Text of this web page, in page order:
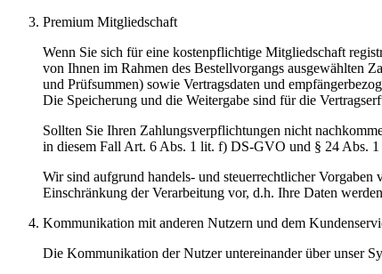
Premium Mitgliedschaft
Wenn Sie sich für eine kostenpflichtige Mitgliedschaft
von Ihnen im Rahmen des Bestellvorgangs ausgewählten
und Prüfsummen) sowie Vertragsdaten und
Die Speicherung und die Weitergabe sind für die
Sollten Sie Ihren Zahlungsverpflichtungen nicht
in diesem Fall Art. 6 Abs. 1 lit. f) DS-GVO und § 24 Abs. 1
Wir sind aufgrund handels- und steuerrechtlicher
Einschränkung der Verarbeitung vor, d.h. Ihre Daten
Kommunikation mit anderen Nutzern und dem
Die Kommunikation der Nutzer untereinander über unser